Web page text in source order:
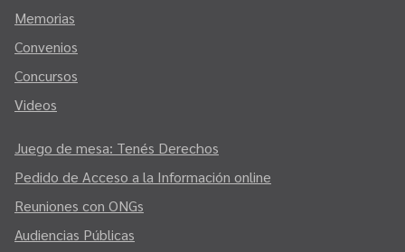
Memorias
Convenios
Concursos
Videos
Juego de mesa: Tenés Derechos
Pedido de Acceso a la Información online
Reuniones con ONGs
Audiencias Públicas